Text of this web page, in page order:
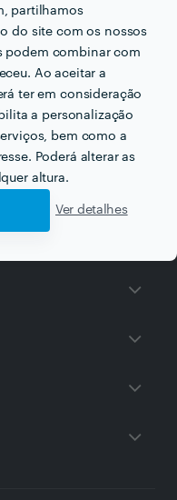
partilhamos
do site com os nossos
podem combinar com
Ao aceitar a
ter em consideração
a personalização
bem como a
Poderá alterar as
altura.
Ver detalhes
Sofia Pimenta